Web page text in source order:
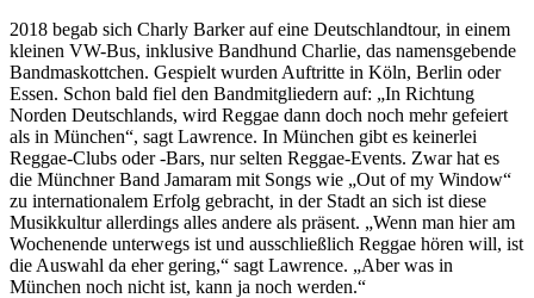
2018 begab sich Charly Barker auf eine Deutschlandtour, in einem
kleinen VW-Bus, inklusive Bandhund Charlie, das namensgebende
Bandmaskottchen. Gespielt wurden Auftritte in Köln, Berlin oder
Essen. Schon bald fiel den Bandmitgliedern auf: „In Richtung
Norden Deutschlands, wird Reggae dann doch noch mehr gefeiert
als in München“, sagt Lawrence. In München gibt es keinerlei
Reggae-Clubs oder -Bars, nur selten Reggae-Events. Zwar hat es
die Münchner Band Jamaram mit Songs wie „Out of my Window“
zu internationalem Erfolg gebracht, in der Stadt an sich ist diese
Musikkultur allerdings alles andere als präsent. „Wenn man hier am
Wochenende unterwegs ist und ausschließlich Reggae hören will, ist
die Auswahl da eher gering,“ sagt Lawrence. „Aber was in
München noch nicht ist, kann ja noch werden.“